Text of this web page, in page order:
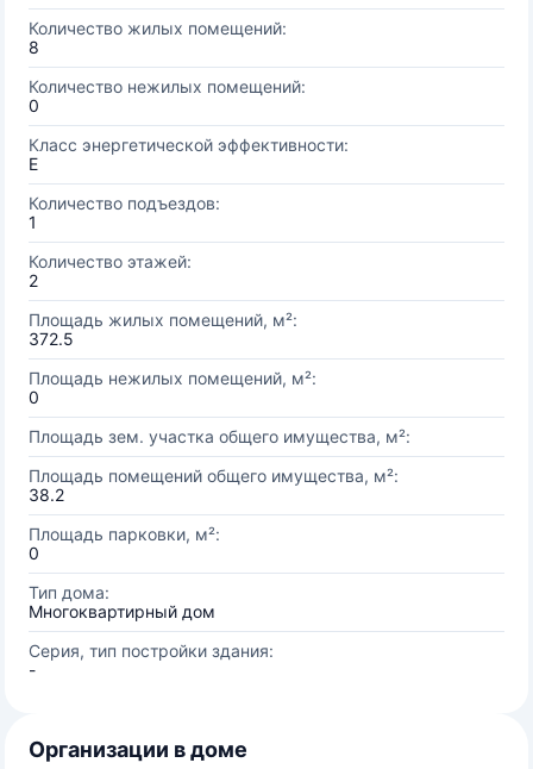
Количество жилых помещений:
8
Количество нежилых помещений:
0
Класс энергетической эффективности:
E
Количество подъездов:
1
Количество этажей:
2
Площадь жилых помещений, м²:
372.5
Площадь нежилых помещений, м²:
0
Площадь зем. участка общего имущества, м²:
Площадь помещений общего имущества, м²:
38.2
Площадь парковки, м²:
0
Тип дома:
Многоквартирный дом
Серия, тип постройки здания:
-
Организации в доме